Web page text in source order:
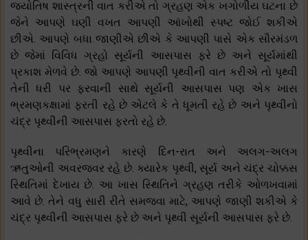
જ્યોતિષ શાસ્ત્રની વાત કરીએ તો ગ્રહણ એક ખગોળીય ઘટના છે
જેને આપણે ઘણી વખત આપણી આંખોથી સ્પષ્ટ જોઈ શકીએ
છીએ. આપણે બધા જાણીએ છીએ કે આપણી પાસે એક સૌરમંડળ
છે જેમાં વિવિધ ગ્રહો સૂર્યની આસપાસ ફરે છે અને સૂર્યમાંથી
પ્રકાશ મેળવે છે. જો આપણે આપણી પૃથ્વીની વાત કરીએ તો પૃથ્વી
તેની ધરી પર ફરવાની સાથે સૂર્યની આસપાસ પણ એક ખાસ
ભ્રમણકક્ષામાં ફરતી રહે છે એટલે કે તે ધૂમતી રહે છે અને પૃથ્વીનો
ચંદ્ર પૃથ્વીની આસપાસ ફરતો રહે છે.
પૃથ્વીના પરિભ્રમણને કારણે દિન-રાત અને અલગ-અલગ
ઋતુઓની અવરજવર રહે છે. ક્યારેક પૃથ્વી, સૂર્ય અને ચંદ્ર ચોક્કસ
સ્થિતિમાં દેખાય છે. આ ખાસ સ્થિતિને ગ્રહણ તરીકે ઓળખવામાં
આવે છે. તેને વધુ સારી રીતે સમજવા માટે, આપણે જાણી શકીએ કે
ચંદ્ર પૃથ્વીની આસપાસ ફરે છે અને પૃથ્વી સૂર્યની આસપાસ ફરે છે.